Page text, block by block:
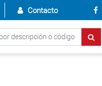
Contacto